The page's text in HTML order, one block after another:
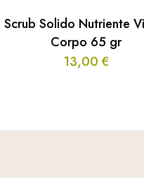
Scrub Solido Nutriente
Corpo 65 gr
13,00 €